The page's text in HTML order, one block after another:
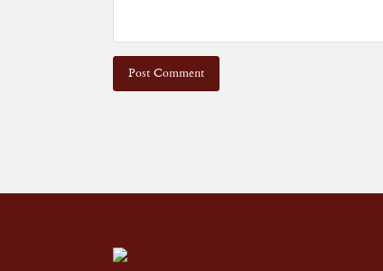
Post Comment